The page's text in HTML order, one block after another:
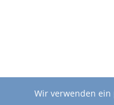
Wir verwenden ein